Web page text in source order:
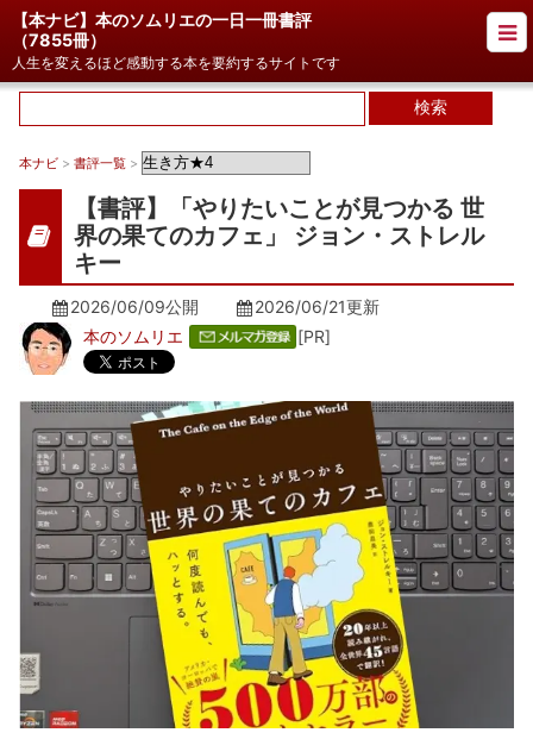
【本ナビ】本のソムリエの一日一冊書評
（7855冊）
人生を変えるほど感動する本を要約するサイトです
本ナビ > 書評一覧 >
【書評】「やりたいことが見つかる 世
界の果てのカフェ」 ジョン・ストレル
キー
2026/06/09公開 2026/06/21更新
本のソムリエ
[PR]